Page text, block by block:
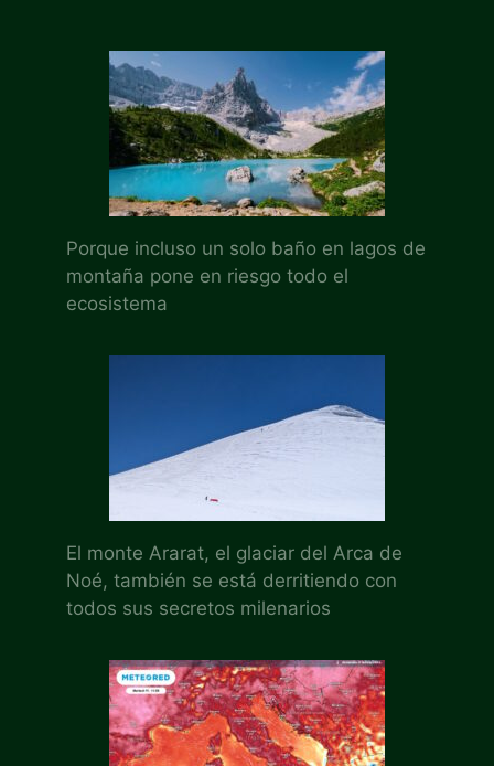
Porque incluso un solo baño en lagos de
montaña pone en riesgo todo el
ecosistema
El monte Ararat, el glaciar del Arca de
Noé, también se está derritiendo con
todos sus secretos milenarios